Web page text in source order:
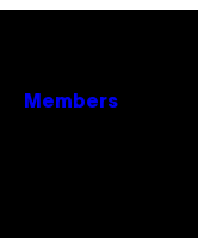
Members